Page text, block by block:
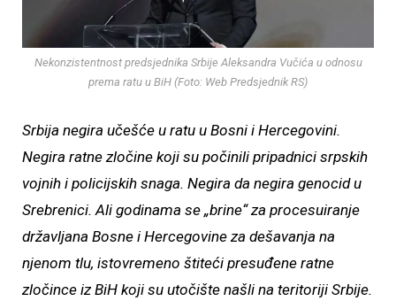
Nekonzistentnost predsjednika Srbije Aleksandra Vučića u odnosu
prema ratu u BiH (Foto: Web Predsjednik RS)
Srbija negira učešće u ratu u Bosni i Hercegovini.
Negira ratne zločine koji su počinili pripadnici srpskih
vojnih i policijskih snaga. Negira da negira genocid u
Srebrenici. Ali godinama se „brine“ za procesuiranje
državljana Bosne i Hercegovine za dešavanja na
njenom tlu, istovremeno štiteći presuđene ratne
zločince iz BiH koji su utočište našli na teritoriji Srbije.